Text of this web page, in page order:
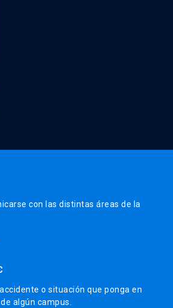
con las distintas áreas de la
o situación que ponga en
algún campus.